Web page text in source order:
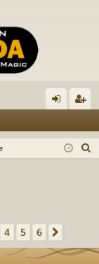
ne cri
4 5 6